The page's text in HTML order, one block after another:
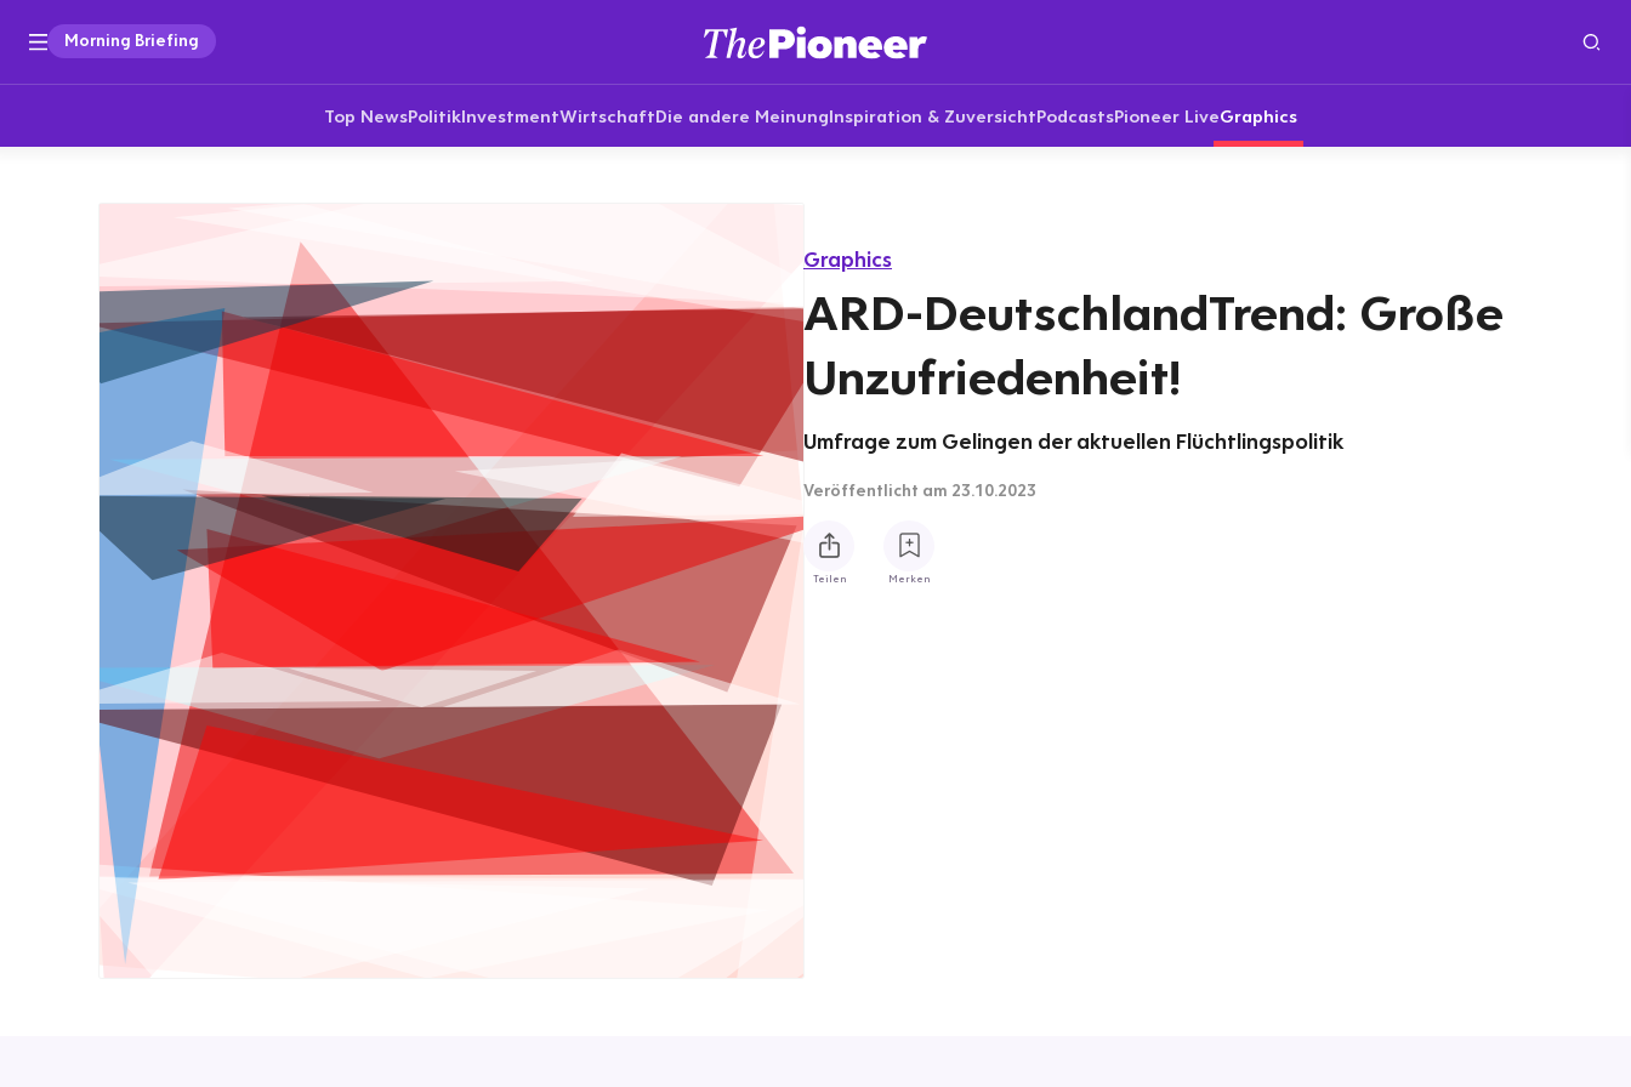
Morning Briefing
Top NewsPolitikInvestmentWirtschaftDie andere MeinungInspiration & ZuversichtPodcastsPioneer LiveGraphics
Graphics
ARD-DeutschlandTrend: Große
Unzufriedenheit!
Umfrage zum Gelingen der aktuellen Flüchtlingspolitik
Veröffentlicht am 23.10.2023
Teilen Merken